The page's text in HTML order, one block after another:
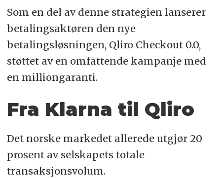
Som en del av denne strategien lanserer
betalingsaktøren den nye
betalingsløsningen, Qliro Checkout 0.0,
støttet av en omfattende kampanje med
en milliongaranti.
Fra Klarna til Qliro
Det norske markedet allerede utgjør 20
prosent av selskapets totale
transaksjonsvolum.